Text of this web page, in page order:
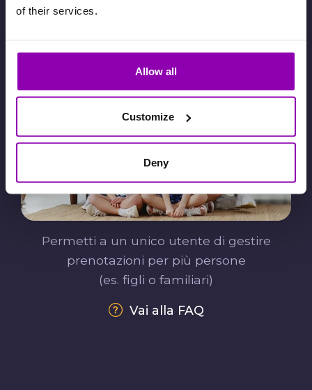
of their services.
Allow all
Customize
Deny
Guarda il video tutorial
Permetti a un unico utente di gestire
prenotazioni per più persone
(es. figli o familiari)
Vai alla FAQ